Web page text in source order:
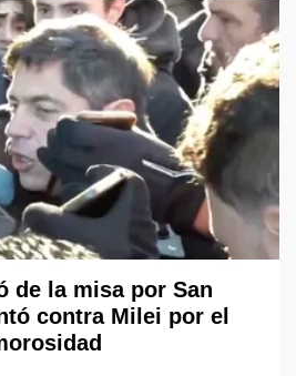
de la misa por San
contra Milei por el